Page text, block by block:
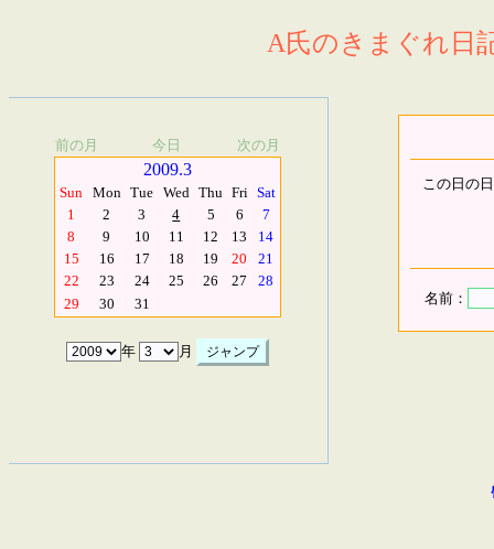
A氏のきまぐれ日
前の月 今日 次の月
2009.3
Sun Mon Tue Wed Thu Fri Sat
1
2 3 4 5 6
7
8
9 10 11 12 13
14
15
16 17 18 19 20
21
22
23 24 25 26 27
28
29
30 31
年 月
この日の
名前：